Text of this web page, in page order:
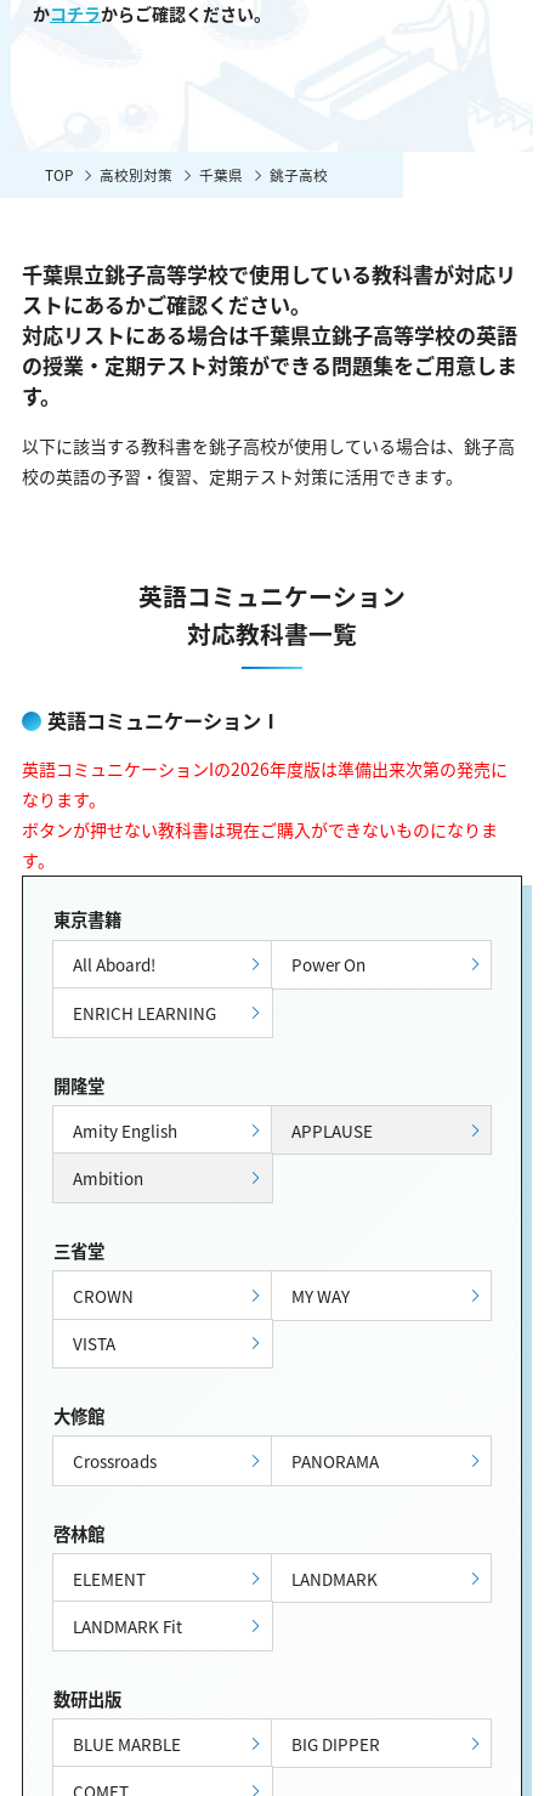
かコチラからご確認ください。
TOP 高校別対策 千葉県 銚子高校
千葉県立銚子高等学校で使用している教科書が対応リ
ストにあるかご確認ください。
対応リストにある場合は千葉県立銚子高等学校の英語
の授業・定期テスト対策ができる問題集をご用意しま
す。
以下に該当する教科書を銚子高校が使用している場合は、 銚子高
校の英語の予習・復習、定期テスト対策に活用できます。
英語コミュニケーション
対応教科書一覧
英語コミュニケーションⅠ
英語コミュニケーションIの2026年度版は準備出来次第の発売に
なります。
ボタンが押せない教科書は現在ご購入ができないものになりま
す。
東京書籍
All Aboard!
Power On
ENRICH LEARNING
開隆堂
Amity English
APPLAUSE
Ambition
三省堂
CROWN
MY WAY
VISTA
大修館
Crossroads PANORAMA
啓林館
ELEMENT
LANDMARK
LANDMARK Fit
数研出版
BLUE MARBLE
BIG DIPPER